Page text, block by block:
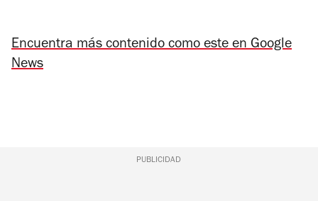
Encuentra más contenido como este en Google
News
PUBLICIDAD